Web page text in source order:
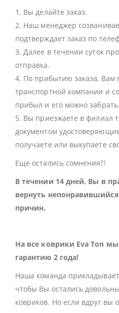
1. Вы делайте заказ.
2. Наш менеджер
подтверждает заказ по
3. Далее в течении суток
отправка.
4. По прибытию заказа, Вам
транспортной компании и
прибыл и его можно забрать.
5. Вы приезжаете в филиал
документом
получаете или выкупаете
Еще остались сомнения?!
В течении 14 дней, Вы в
вернуть
причин.
На все коврики Eva Ton
гарантию 2 года!
Наша команда прикладывает
чтобы Вы остались
ковриков. Но если вдруг вы